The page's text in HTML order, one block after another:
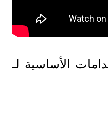
الأساسية لـ